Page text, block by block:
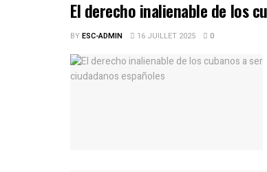
El derecho inalienable de los
BYESC-ADMIN 16 JUILLET 2025 0